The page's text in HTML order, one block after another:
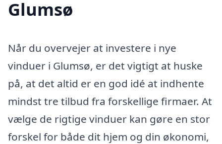
Glumsø
Når du overvejer at investere i nye
vinduer i Glumsø, er det vigtigt at huske
på, at det altid er en god idé at indhente
mindst tre tilbud fra forskellige firmaer. At
vælge de rigtige vinduer kan gøre en stor
forskel for både dit hjem og din økonomi,